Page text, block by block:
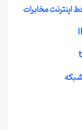
اینترنت مخابرات